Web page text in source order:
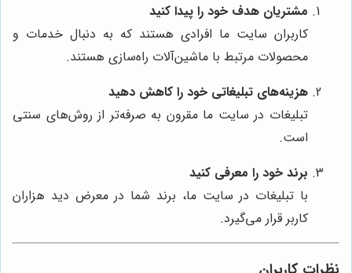
مشتریان هدف خود را پیدا کنید
کاربران سایت ما افرادی هستند که به دنبال خدمات و
محصولات مرتبط با ماشین‌آلات راه‌سازی هستند.
هزینه‌های تبلیغاتی خود را کاهش دهید
تبلیغات در سایت ما مقرون به صرفه‌تر از روش‌های سنتی
است.
برند خود را معرفی کنید
با تبلیغات در سایت ما، برند شما در معرض دید هزاران
کاربر قرار می‌گیرد.